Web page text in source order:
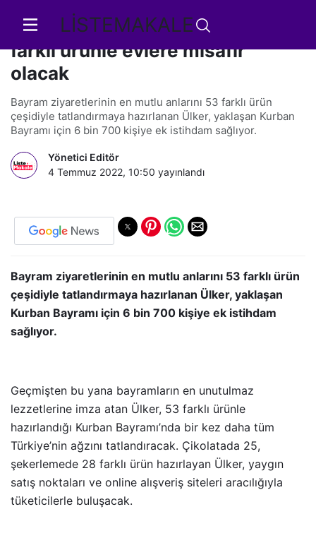
LİSTEMAKALE
Ülker, Kurban Bayramı’nda 53
farklı ürünle evlere misafir
olacak
Bayram ziyaretlerinin en mutlu anlarını 53 farklı ürün
çeşidiyle tatlandırmaya hazırlanan Ülker, yaklaşan Kurban
Bayramı için 6 bin 700 kişiye ek istihdam sağlıyor.
Yönetici Editör
4 Temmuz 2022, 10:50 yayınlandı
Bayram ziyaretlerinin en mutlu anlarını 53 farklı ürün
çeşidiyle tatlandırmaya hazırlanan Ülker, yaklaşan
Kurban Bayramı için 6 bin 700 kişiye ek istihdam
sağlıyor.
Geçmişten bu yana bayramların en unutulmaz
lezzetlerine imza atan Ülker, 53 farklı ürünle
hazırlandığı Kurban Bayramı’nda bir kez daha tüm
Türkiye’nin ağzını tatlandıracak. Çikolatada 25,
şekerlemede 28 farklı ürün hazırlayan Ülker, yaygın
satış noktaları ve online alışveriş siteleri aracılığıyla
tüketicilerle buluşacak.